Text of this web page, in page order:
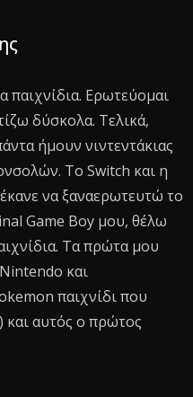
παιχνίδια. Ερωτεύομαι
δύσκολα. Τελικά,
ήμουν νιντεντάκιας
Το Switch και η
να ξαναερωτευτώ το
Game Boy μου, θέλω
Τα πρώτα μου
και
παιχνίδι που
και αυτός ο πρώτος